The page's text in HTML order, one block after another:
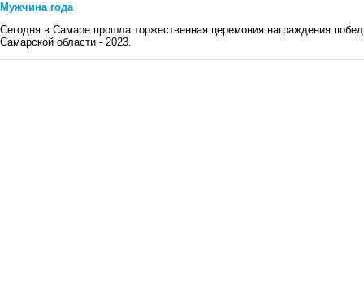
Мужчина года
Сегодня в Самаре прошла торжественная церемония награждения
Самарской области - 2023.